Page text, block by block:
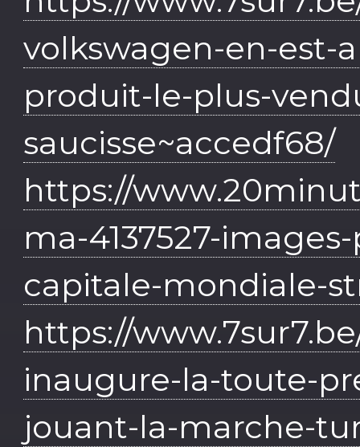
volkswagen-en-est-
produit-le-plus-
saucisse~accedf68/
https://
ma-4137527-
capitale-mondiale-
https://
inaugure-la-toute-
jouant-la-marche-